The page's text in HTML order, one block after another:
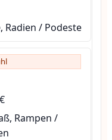
Radien / Podeste
Rampen /